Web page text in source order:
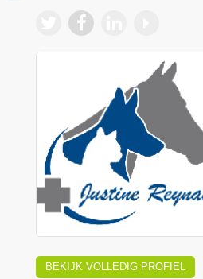
BEKIJK VOLLEDIG PROFIEL